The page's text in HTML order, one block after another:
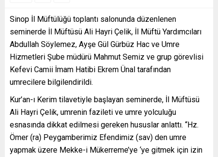
Sinop İl Müftülüğü toplantı salonunda düzenlenen
seminerde İl Müftüsü Ali Hayri Çelik, İl Müftü Yardımcıları
Abdullah Söylemez, Ayşe Gül Gürbüz Hac ve Umre
Hizmetleri Şube müdürü Mahmut Semiz ve grup görevlisi
Kefevi Camii İmam Hatibi Ekrem Ünal tarafından
umrecilere bilgilendirildi.
Kur’an-ı Kerim tilavetiyle başlayan seminerde, İl Müftüsü
Ali Hayri Çelik, umrenin fazileti ve umre yolculuğu
esnasında dikkat edilmesi gereken hususlar anlattı. “Hz.
Ömer (ra) Peygamberimiz Efendimiz (sav) den umre
yapmak üzere Mekke-i Mükerreme’ye ‘ye gitmek için izin